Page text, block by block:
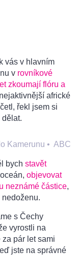
vás v hlavním
v rovníkové
zkoumají flóru a
africké
řekl jsem si
dělat.
Kamerunu • ABC
bych stavět
objevovat
neznámé částice,
nedoženu.
s Čechy
vyrostli na
pár let sami
jste na správné